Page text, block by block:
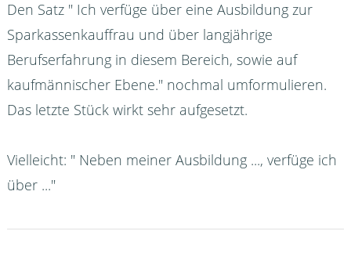
Den Satz " Ich verfüge über eine Ausbildung zur
Sparkassenkauffrau und über langjährige
Berufserfahrung in diesem Bereich, sowie auf
kaufmännischer Ebene." nochmal umformulieren.
Das letzte Stück wirkt sehr aufgesetzt.
Vielleicht: " Neben meiner Ausbildung ..., verfüge ich
über ..."